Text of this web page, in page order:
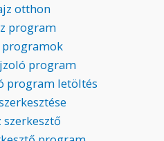
otthon
program
program
program letöltés
szerkesztő